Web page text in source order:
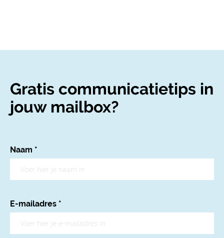
Gratis communicatietips in
jouw mailbox?
Naam *
E-mailadres *